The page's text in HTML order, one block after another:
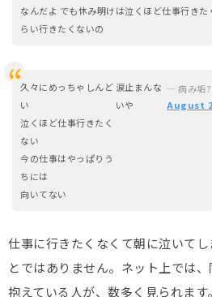
なんだよ でも休み明けは泣くほど仕事行きた
らい行きたくないの
久々にめっちゃしんど
い
泣くほど仕事行きたく
ない
今の仕事はやっぱりう
ちには
向いてない
涙止まんな
いや
— 病み垢
August
仕事に行きたくなくて朝に泣いて
とではありません。ネット上では
抱えている人が、数多く見られます。